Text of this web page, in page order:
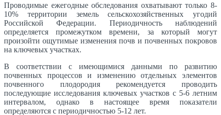
Проводимые ежегодные обследования охватывают только 8-
10% территории земель сельскохозяйственных угодий
Российской Федерации. Периодичность наблюдений
определяется промежутком времени, за который могут
произойти ощутимые изменения почв и почвенных покровов
на ключевых участках.
В соответствии с имеющимися данными по развитию
почвенных процессов и изменению отдельных элементов
почвенного плодородия рекомендуется проводить
последующие исследования ключевых участков с 5-6 летним
интервалом, однако в настоящее время показатели
определяются с периодичностью 5-12 лет.